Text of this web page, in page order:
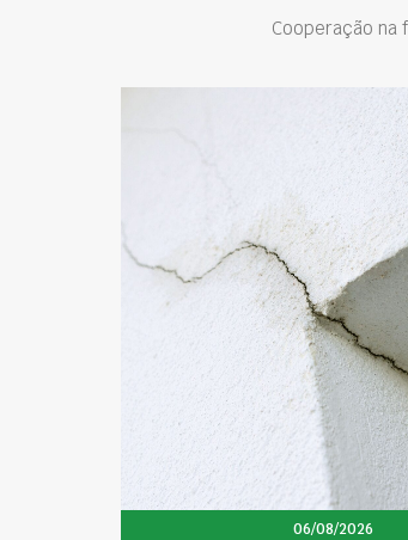
Cooperação na
06/08/2026